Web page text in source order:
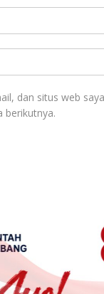
dan situs web
berikutnya.